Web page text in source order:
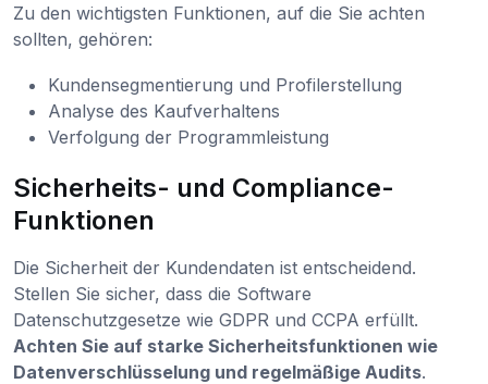
Zu den wichtigsten Funktionen, auf die Sie achten
sollten, gehören:
Kundensegmentierung und Profilerstellung
Analyse des Kaufverhaltens
Verfolgung der Programmleistung
Sicherheits- und Compliance-
Funktionen
Die Sicherheit der Kundendaten ist entscheidend.
Stellen Sie sicher, dass die Software
Datenschutzgesetze wie GDPR und CCPA erfüllt.
Achten Sie auf starke Sicherheitsfunktionen wie
Datenverschlüsselung und regelmäßige Audits.